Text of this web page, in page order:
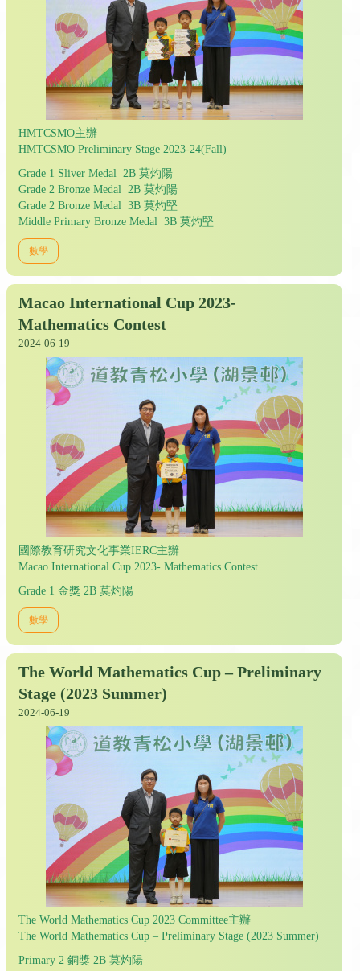
HMTCSMO主辦
HMTCSMO Preliminary Stage 2023-24(Fall)
Grade 1 Sliver Medal 2B 莫灼陽
Grade 2 Bronze Medal 2B 莫灼陽
Grade 2 Bronze Medal 3B 莫灼堅
Middle Primary Bronze Medal 3B 莫灼堅
數學
Macao International Cup 2023-
Mathematics Contest
2024-06-19
國際教育研究文化事業IERC主辦
Macao International Cup 2023- Mathematics Contest
Grade 1 金獎 2B 莫灼陽
數學
The World Mathematics Cup – Preliminary
Stage (2023 Summer)
2024-06-19
The World Mathematics Cup 2023 Committee主辦
The World Mathematics Cup – Preliminary Stage (2023 Summer)
Primary 2 銅獎 2B 莫灼陽